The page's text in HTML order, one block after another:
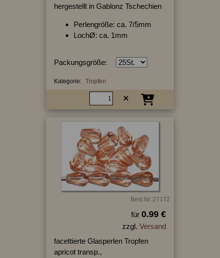
hergestellt in Gablonz Tschechien
Perlengröße: ca. 7/5mm
LochØ: ca. 1mm
Packungsgröße:
Kategorie: Tropfen
Best.Nr.:27172
für 0.99 €
zzgl. Versand
facettierte Glasperlen Tropfen
apricot transp.,